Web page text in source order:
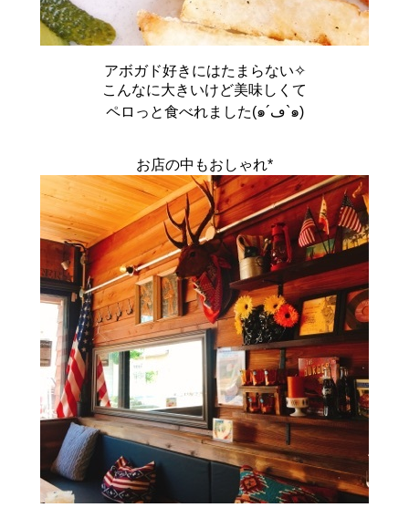
アボガド好きにはたまらない✧
こんなに大きいけど美味しくて
ペロっと食べれました(๑´ڡ`๑)
お店の中もおしゃれ*